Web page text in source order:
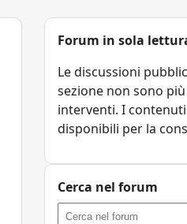
Forum in sola
Le discussioni
sezione non sono
interventi. I
disponibili per la
Cerca nel forum